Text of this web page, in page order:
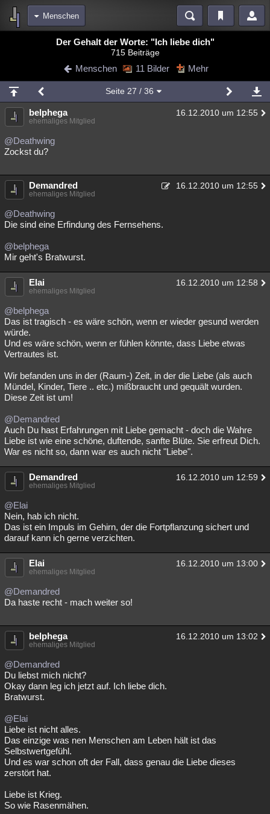
Menschen
Blogs Videos
Chat Wiki Neuigkeiten
meine Rubriken
Menschen Wissenschaft Mystery Kriminalfälle
Spiritualität
weitere Rubriken
Philosophie Träume
Astronomie Helpdesk Gruppen
Musik
Übersichten
Besucht Geschlossen
Lesenswert
Der Gehalt der Worte: "Ich liebe dich"
715 Beiträge
Menschen 11 Bilder Mehr
Seite 27 / 36
belphega 16.12.2010 um 12:55
ehemaliges Mitglied
@Deathwing
Zockst du?
Demandred 16.12.2010 um 12:55
ehemaliges Mitglied
@Deathwing
Die sind eine Erfindung des Fernsehens.
@belphega
Mir geht's Bratwurst.
Elai 16.12.2010 um 12:58
ehemaliges Mitglied
@belphega
Das ist tragisch - es wäre schön, wenn er wieder gesund werden
würde.
Und es wäre schön, wenn er fühlen könnte, dass Liebe etwas
Vertrautes ist.
Wir befanden uns in der (Raum-) Zeit, in der die Liebe (als auch
Mündel, Kinder, Tiere .. etc.) mißbraucht und gequält wurden.
Diese Zeit ist um!
@Demandred
Auch Du hast Erfahrungen mit Liebe gemacht - doch die Wahre
Liebe ist wie eine schöne, duftende, sanfte Blüte. Sie erfreut Dich.
War es nicht so, dann war es auch nicht "Liebe".
Demandred 16.12.2010 um 12:59
ehemaliges Mitglied
@Elai
Nein, hab ich nicht.
Das ist ein Impuls im Gehirn, der die Fortpflanzung sichert und
darauf kann ich gerne verzichten.
Elai 16.12.2010 um 13:00
ehemaliges Mitglied
@Demandred
Da haste recht - mach weiter so!
belphega 16.12.2010 um 13:02
ehemaliges Mitglied
@Demandred
Du liebst mich nicht?
Okay dann leg ich jetzt auf. Ich liebe dich.
Bratwurst.
@Elai
Liebe ist nicht alles.
Das einzige was nen Menschen am Leben hält ist das
Selbstwertgefühl.
Und es war schon oft der Fall, dass genau die Liebe dieses
zerstört hat.
Liebe ist Krieg.
So wie Rasenmähen.